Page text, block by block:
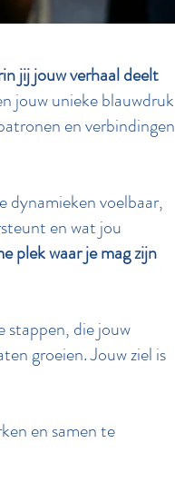
jij jouw verhaal deelt
jouw unieke blauwdruk
en verbindingen
dynamieken voelbaar,
en wat jou
plek waar je mag zijn
stappen, die jouw
groeien. Jouw ziel is
en samen te